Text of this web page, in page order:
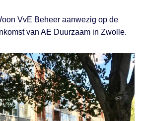
VvE Beheer aanwezig op de
van AE Duurzaam in Zwolle.